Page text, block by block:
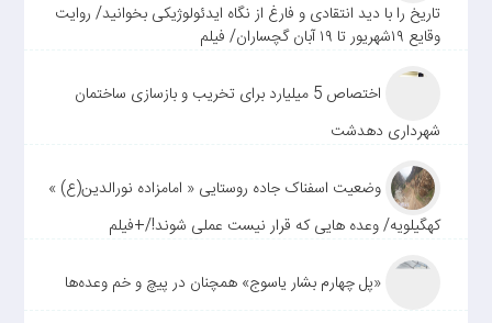
تاریخ را با دید انتقادی و فارغ از نگاه ایدئولوژیکی بخوانید/ روایت
وقایع ۱۹شهریور تا ۱۹ آبان گچساران/ فیلم
اختصاص 5 میلیارد برای تخریب و بازسازی ساختمان
شهرداری دهدشت
وضعیت اسفناک جاده روستایی « امامزاده نورالدین(ع) »
کهگیلویه/ وعده هایی که قرار نیست عملی شوند!/+فیلم
«پل چهارم بشار یاسوج» همچنان در پیچ و خم وعده‌ها